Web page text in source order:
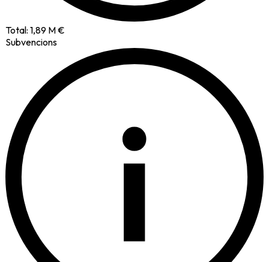
Total: 1,89 M €
Subvencions
i